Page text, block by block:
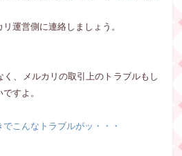
運営側に連絡しましょう。
、メルカリの取引上のトラブルもし
すよ。
こんなトラブルがッ・・・